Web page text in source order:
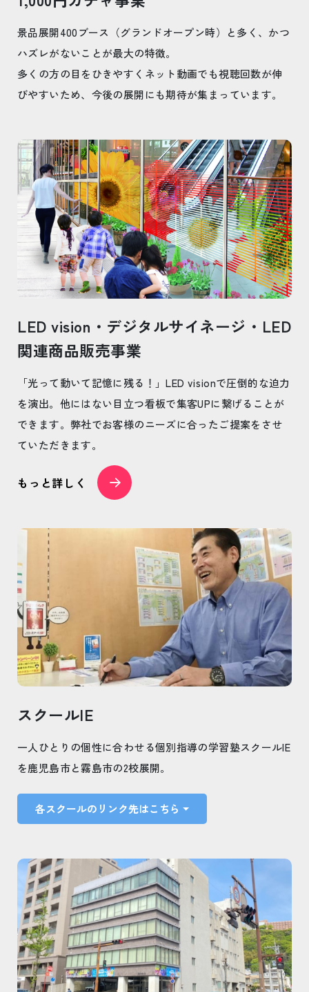
景品展開400ブース（グランドオープン時）と多く、かつ
ハズレがないことが最大の特徴。
多くの方の目をひきやすくネット動画でも視聴回数が伸
びやすいため、今後の展開にも期待が集まっています。
LED vision・デジタルサイネージ・LED
関連商品販売事業
「光って動いて記憶に残る！」LED visionで圧倒的な迫力
を演出。他にはない目立つ看板で集客UPに繋げることが
できます。弊社でお客様のニーズに合ったご提案をさせ
ていただきます。
もっと詳しく
スクールIE
一人ひとりの個性に合わせる個別指導の学習塾スクールIE
を鹿児島市と霧島市の2校展開。
各スクールのリンク先はこちら